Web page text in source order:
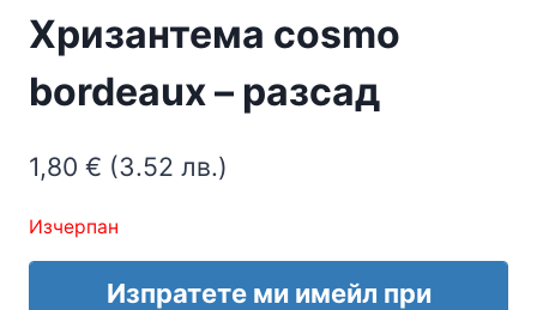
Хризантема cosmo
bordeaux – разсад
1,80 € (3.52 лв.)
Изчерпан
Изпратете ми имейл при